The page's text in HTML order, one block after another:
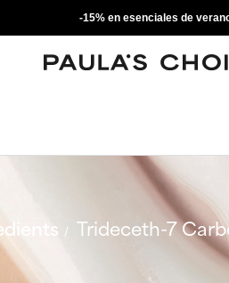
-15% en esenciales de
Trideceth-7